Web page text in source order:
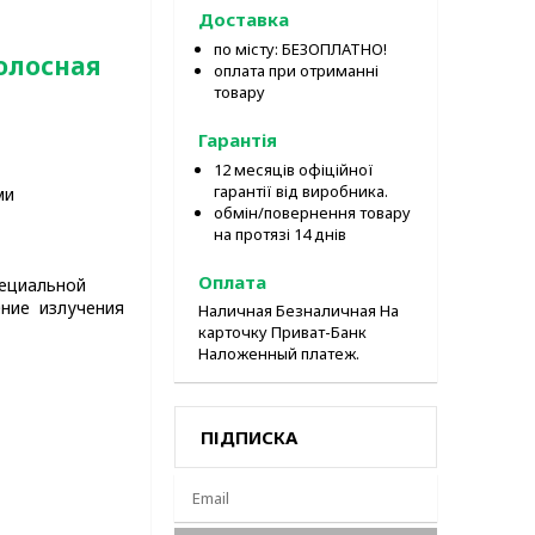
излучения
Доставка
по місту: БЕЗОПЛАТНО!
оплата при отриманні
товару
Гарантія
12 месяців офіційної
гарантії від виробника.
обмін/повернення товару
на протязі 14 днів
Оплата
Наличная Безналичная На
карточку Приват-Банк
Наложенный платеж.
ПІДПИСКА